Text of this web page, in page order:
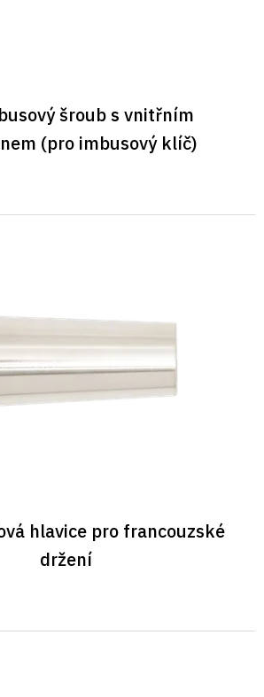
šroub s vnitřním
(pro imbusový klíč)
hlavice pro francouzské
držení